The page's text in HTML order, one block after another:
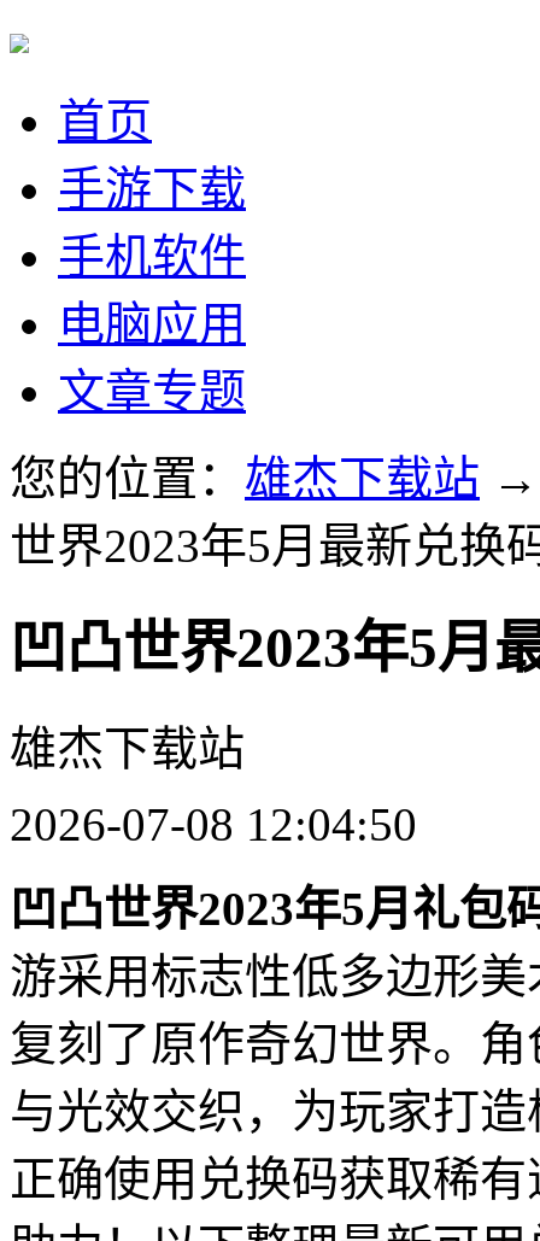
首页
手游下载
手机软件
电脑应用
文章专题
您的位置： 雄杰下载站
世界2023年5月最新兑换
凹凸世界2023年5月
雄杰下载站
2026-07-08 12:04:50
凹凸世界2023年5月礼包
游采用标志性低多边形
复刻了原作奇幻世界。
与光效交织，为玩家打
正确使用兑换码获取稀